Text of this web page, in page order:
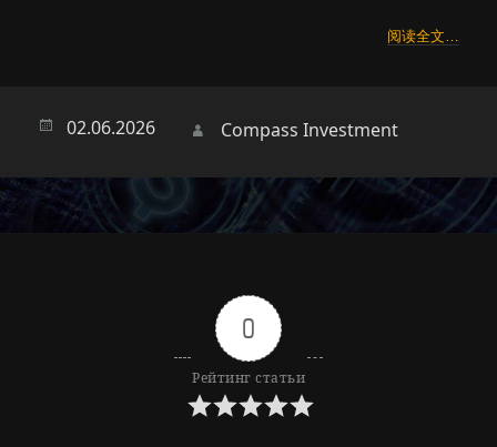
阅读全文…
02.06.2026 Автор
Compass Investment
0
Рейтинг статьи